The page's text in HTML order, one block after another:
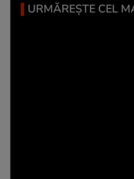
URMĂREȘTE CEL